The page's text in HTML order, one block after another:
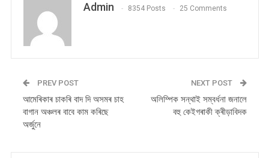
Admin 8354 Posts 25 Comments
PREV POST
আমেৰিকাৰ চাকৰি বাদ দি অসমৰ চাহ
বাগান অঞ্চলৰ বাবে কাম কৰিছে
অৰ্জুনে
NEXT POST
অলিম্পিক সন্থাই সম্বৰ্ধনা জনালে
বহু কেইগৰাকী ক্ৰীড়াবিদক